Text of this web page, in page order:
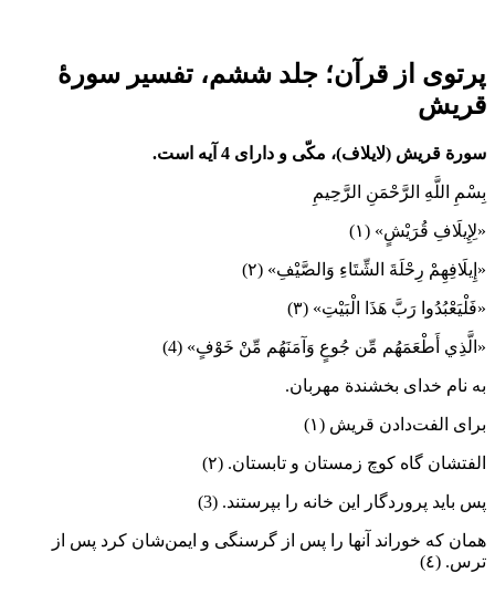
پرتوی از قرآن؛ جلد ششم، تفسیر سورۀ
قریش
سورة قریش‌ (لایلاف)، مکّی و دارای 4 آیه است.
بِسْمِ اللَّهِ الرَّحْمَنِ الرَّحِيمِ
«لِإِيلَافِ قُرَيْشٍ» (١)
«إِيلَافِهِمْ رِحْلَةَ الشِّتَاءِ وَالصَّيْفِ» (٢)
«فَلْيَعْبُدُوا رَبَّ هَذَا الْبَيْتِ» (٣)
«الَّذِي أَطْعَمَهُم مِّن جُوعٍ وَآمَنَهُم مِّنْ خَوْفٍ» (4)
به نام خدای بخشندة مهربان.
‌برای‌ الفت‌‌دادن‌ قریش ‌(١)
الفتشان گاه‌ کوچ‌ زمستان‌ و تابستان‌. (٢)
‌پس‌ باید پروردگار ‌این خانه‌ ‌را‌ بپرستند. (3)
همان‌ ‌که‌ خوراند آنها ‌را‌ ‌پس‌ ‌از‌ گرسنگی‌ و ایمن‌شان‌ کرد ‌پس‌ ‌از‌
ترس.‌ (٤)